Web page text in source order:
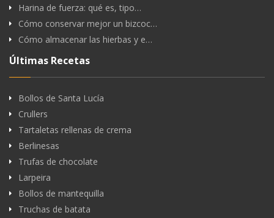
Harina de fuerza: qué es, tipo…
Cómo conservar mejor un bizcoc…
Cómo almacenar las hierbas y e…
Últimas Recetas
Bollos de Santa Lucía
Crullers
Tartaletas rellenas de crema
Berlinesas
Trufas de chocolate
Larpeira
Bollos de mantequilla
Truchas de batata